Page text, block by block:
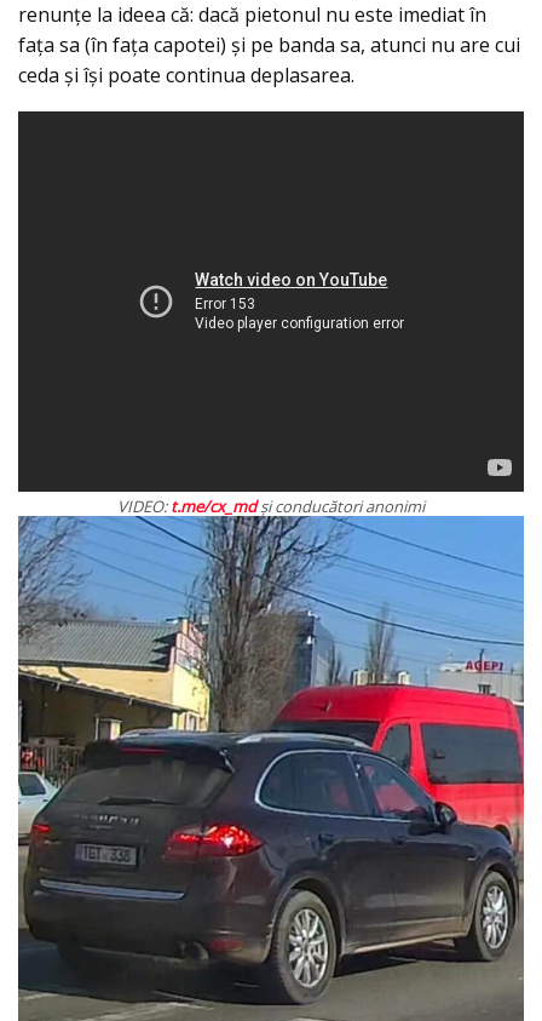
renunțe la ideea că: dacă pietonul nu este imediat în
faţa sa (în faţa capotei) şi pe banda sa, atunci nu are cui
ceda şi îşi poate continua deplasarea.
VIDEO:t.me/cx_mdşi conducători anonimi